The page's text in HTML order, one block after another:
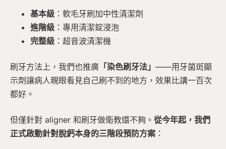
基本級 ：軟毛牙刷加中性清潔劑
進階級 ：專用清潔錠浸泡
完整級 ：超音波清潔機
刷牙方法上，我們也推廣 「染色刷牙法」 ——用牙菌斑顯
示劑讓病人親眼看見自己刷不到的地方，效果比講一百次
都好。
但僅針對 aligner 和刷牙做衛教還不夠。 從今年起，我們
正式啟動針對脫鈣本身的三階段預防方案 ：